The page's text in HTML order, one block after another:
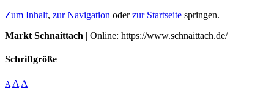
Zum Inhalt, zur Navigation oderzur Startseite springen.
Markt Schnaittach | Online: https://www.schnaittach.de/
Schriftgröße
A A A